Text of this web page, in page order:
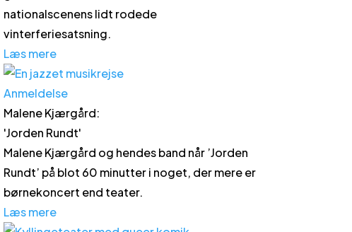
nationalscenens lidt rodede
vinterferiesatsning.
Læs mere
Anmeldelse
Malene Kjærgård:
'Jorden Rundt'
Malene Kjærgård og hendes band når ’Jorden
Rundt’ på blot 60 minutter i noget, der mere er
børnekoncert end teater.
Læs mere